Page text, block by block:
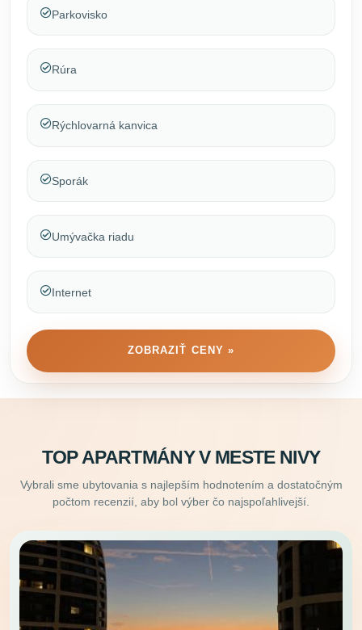
Parkovisko
Rúra
Rýchlovarná kanvica
Sporák
Umývačka riadu
Internet
ZOBRAZIŤ CENY »
TOP APARTMÁNY V MESTE NIVY
Vybrali sme ubytovania s najlepším hodnotením a dostatočným
počtom recenzií, aby bol výber čo najspoľahlivejší.